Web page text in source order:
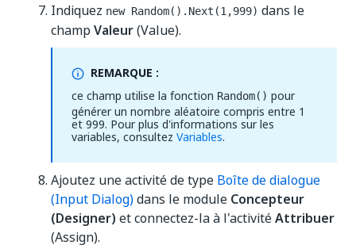
Indiquez new Random().Next(1,999) dans le
champValeur(Value).
REMARQUE :
ce champ utilise la fonction Random() pour
générer un nombre aléatoire compris entre 1
et 999. Pour plus d'informations sur les
variables, consultez Variables.
Ajoutez une activité de type Boîte de dialogue
(Input Dialog)dans le module Concepteur
(Designer) et connectez-la à l'activitéAttribuer
(Assign).